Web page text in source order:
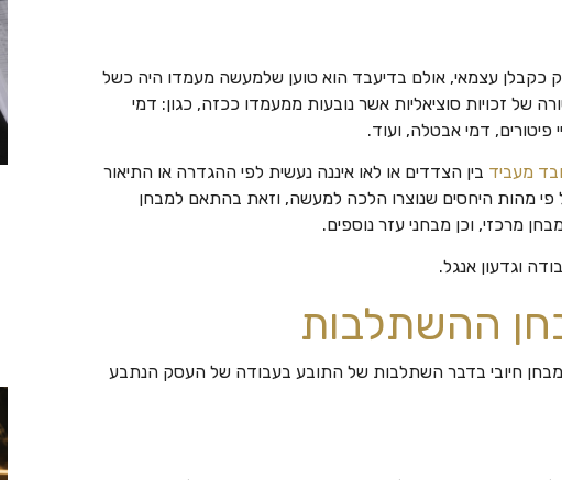
כקבלן עצמאי, אולם בדיעבד הוא טוען שלמעשה מעמדו היה כשל
של זכויות סוציאליות אשר נובעות ממעמדו ככזה, כגון: דמי
פיטורים, דמי אבטלה, ועוד.
מעביד בין הצדדים או לאו איננה נעשית לפי ההגדרה או התיאור
פי מהות היחסים שנוצרו הלכה למעשה, וזאת בהתאם למבחן
מרכזי, וכן מבחני עזר נוספים.
ההשתלבות
חיובי בדבר השתלבות של התובע בעבודה של העסק הנתבע